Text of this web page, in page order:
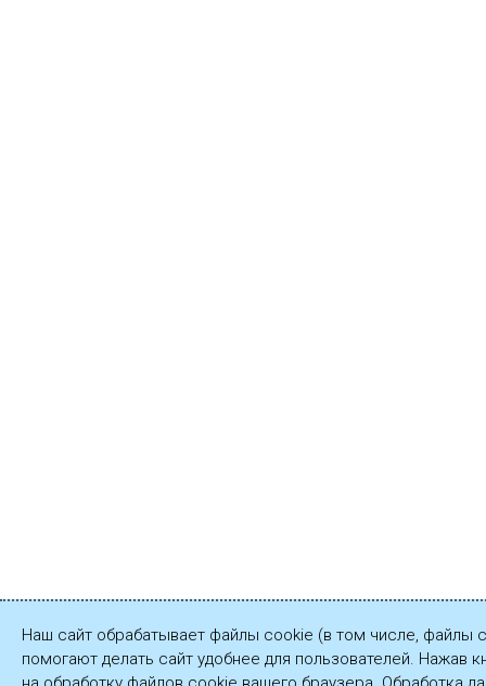
Наш сайт обрабатывает файлы cookie (в том числе, файлы
помогают делать сайт удобнее для пользователей. Нажав